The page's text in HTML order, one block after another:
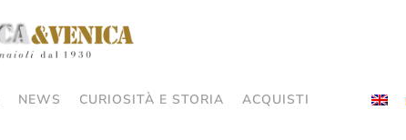
NEWS CURIOSITÀ E STORIA ACQUISTI